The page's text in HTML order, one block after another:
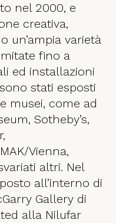
nel 2000, e
creativa,
un’ampia varietà
fino a
ed installazioni
stati esposti
musei, come ad
Sotheby’s,
Vienna,
altri. Nel
all’interno di
Gallery di
alla Nilufar